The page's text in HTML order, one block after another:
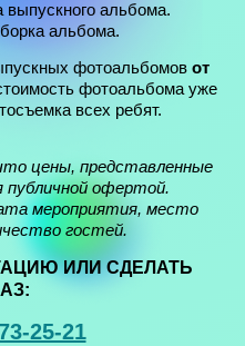
выпускного альбома.
альбома.
фотоальбомов от
фотоальбома уже
всех ребят.
цены, представленные
офертой.
мероприятия, место
гостей.
ИЛИ СДЕЛАТЬ
25-21